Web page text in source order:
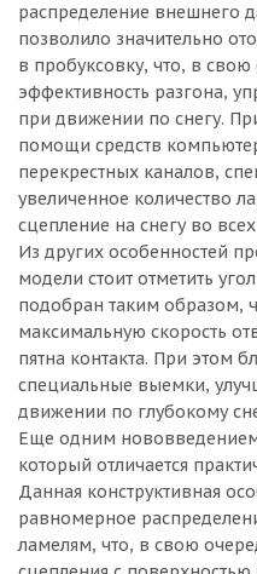
распределение внешнего
позволило значительно
в пробуксовку, что, в
эффективность разгона,
при движении по снегу.
помощи средств
перекрестных каналов,
увеличенное количество
сцепление на снегу во
Из других особенностей
модели стоит отметить
подобран таким образом,
максимальную скорость
пятна контакта. При этом
специальные выемки,
движении по глубокому
Еще одним
который отличается
Данная конструктивная
равномерное
ламелям, что, в свою